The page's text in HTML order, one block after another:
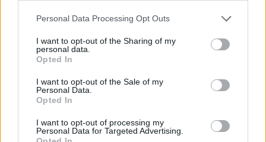
Please note that this website/app uses one or more Google
not limited to your visit or usage behaviour. You may click to
grant or deny consent to Google and its third-party tags to
use your data for below specified purposes in below Google
consent section.
Personal Data Processing Opt Outs
I want to opt-out of the Sharing of my
personal data.
Opted In
I want to opt-out of the Sale of my
Personal Data.
Opted In
I want to opt-out of processing my
Personal Data for Targeted Advertising.
NECROLOGIE